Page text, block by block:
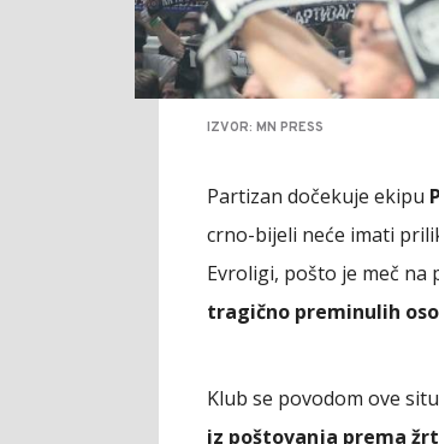
IZVOR: MN PRESS
Partizan dočekuje ekipu
crno-bijeli neće imati
Evroligi, pošto je meč na
tragično preminulih
Klub se povodom ove
iz poštovanja prema